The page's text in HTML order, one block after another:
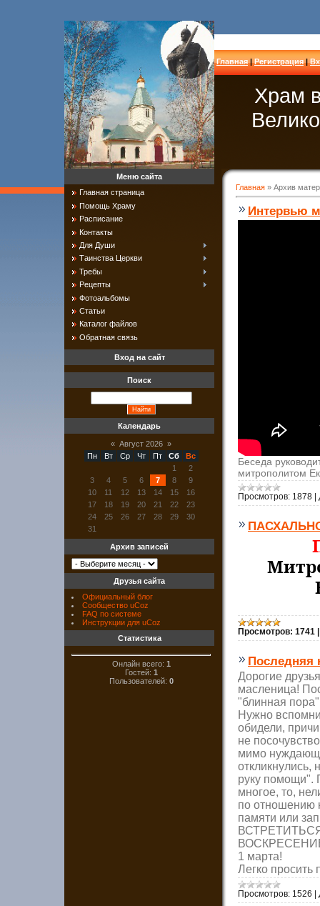
Главная|Регистрация|
Храм
Главная » Архив
Интервью
Беседа
митрополитом
Просмотров: 1878
Просмотров: 1741
Дорогие
масленица!
"блинная
Нужно
обидели,
не
мимо
откликнулись,
руку
многое, то,
по отношению
памяти или
1 марта!
Легко просить
Просмотров: 1526
Меню сайта
Главная страница
Помощь Храму
Расписание
Контакты
Для Души
Таинства Церкви
Требы
Рецепты
Фотоальбомы
Статьи
Каталог файлов
Обратная связь
Вход на сайт
Поиск
Календарь
« Август 2026 »
Пн
Вт Ср Чт Пт Сб
Вс
1
2
3
4 5 6 7 8
9
10
11 12 13 14 15
16
17
18 19 20 21 22
23
24
25 26 27 28 29
30
31
Архив записей
Друзья сайта
Официальный блог
Сообщество uCoz
FAQ по системе
Инструкции для uCoz
Статистика
Онлайн всего: 1
Гостей: 1
Пользователей: 0